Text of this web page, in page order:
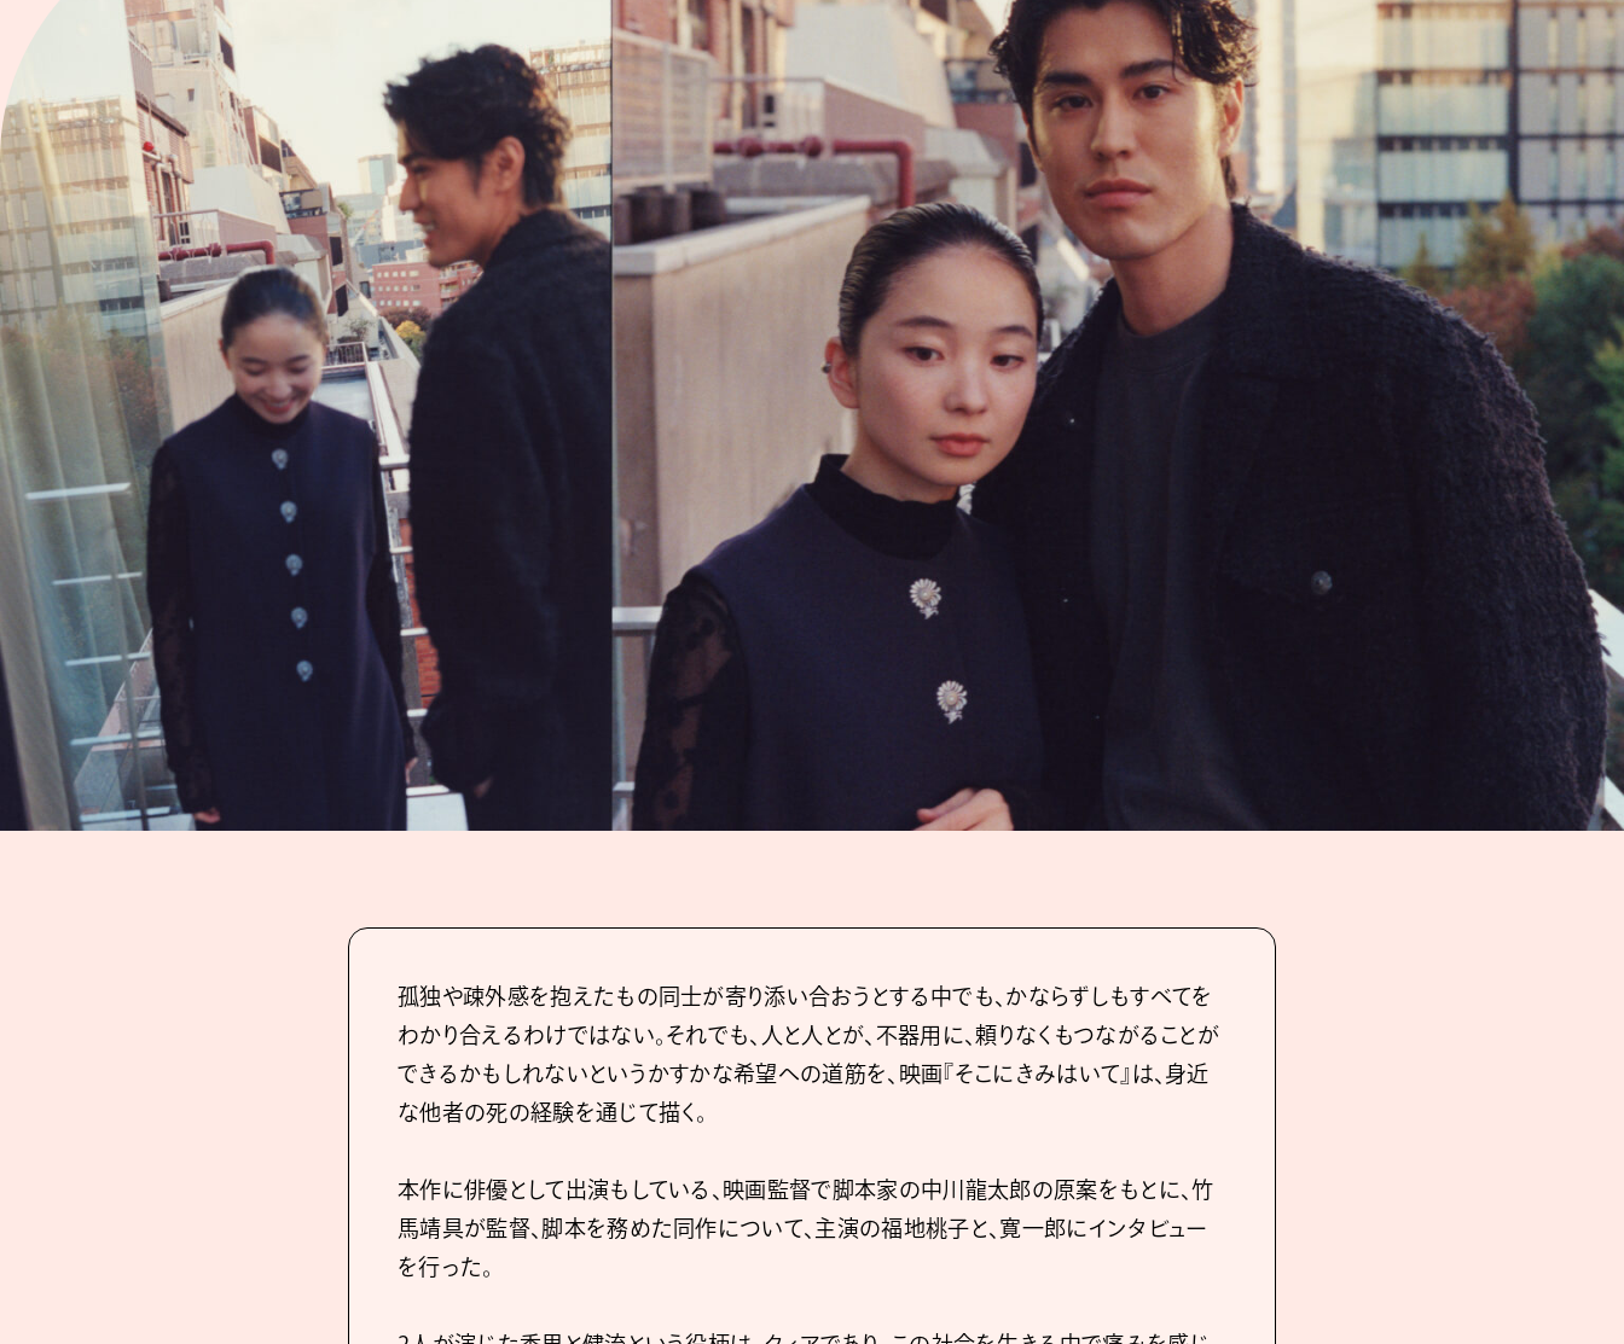
孤独や疎外感を抱えたもの同士が寄り添い合おうとする中でも、かならずしもすべてを
わかり合えるわけではない。それでも、人と人とが、不器用に、頼りなくもつながることが
できるかもしれないというかすかな希望への道筋を、映画『そこにきみはいて』は、身近
な他者の死の経験を通じて描く。
本作に俳優として出演もしている、映画監督で脚本家の中川⿓太郎の原案をもとに、⽵
⾺靖具が監督、脚本を務めた同作について、主演の福地桃⼦と、寛⼀郎にインタビュー
を行った。